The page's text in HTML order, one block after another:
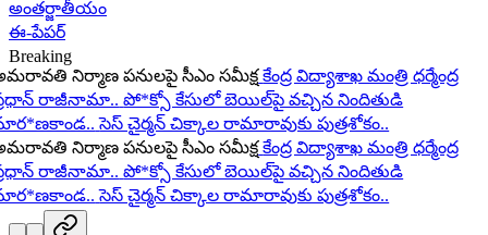
అంతర్జాతీయం
ఈ-పేపర్
Breaking
నిర్మాణ పనులపై సీఎం సమీక్ష కేంద్ర విద్యాశాఖ మంత్రి ధర్మేంద్ర
రాజీనామా.. పో*క్సో కేసులో బెయిల్‌పై వచ్చిన నిందితుడి
సెస్ చైర్మన్ చిక్కాల రామారావుకు పుత్రశోకం..
నిర్మాణ పనులపై సీఎం సమీక్ష కేంద్ర విద్యాశాఖ మంత్రి ధర్మేంద్ర
రాజీనామా.. పో*క్సో కేసులో బెయిల్‌పై వచ్చిన నిందితుడి
సెస్ చైర్మన్ చిక్కాల రామారావుకు పుత్రశోకం..